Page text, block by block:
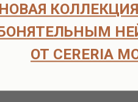
НОВАЯ КОЛЛЕКЦИЯ
ОТ CERERIA
брендов, в наличии
детали оплаты и доставки.
составляет 6-8 недель.